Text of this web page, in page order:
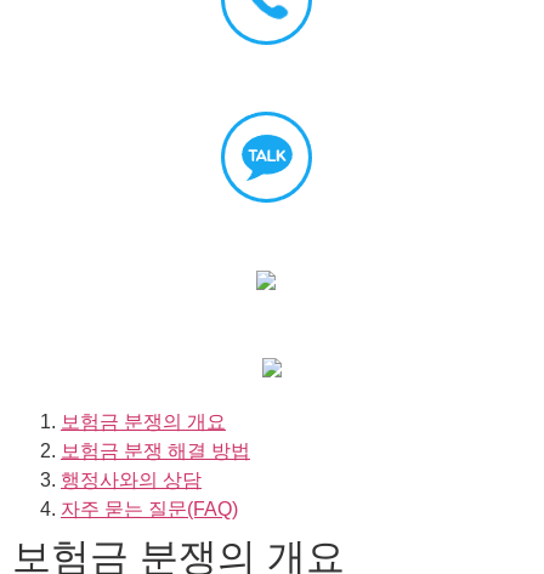
보험금 분쟁의 개요
보험금 분쟁 해결 방법
행정사와의 상담
자주 묻는 질문(FAQ)
보험금 분쟁의 개요